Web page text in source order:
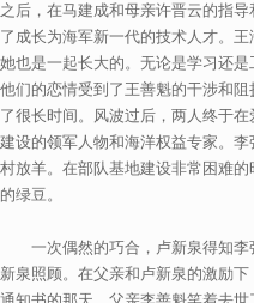
之后，在马建成和母亲许晋云的指
了成长为海军新一代的技术人才。
她也是一起长大的。无论是学习还
他们的恋情受到了王善魁的干涉和
了很长时间。风波过后，两人终于
建设的领军人物和海洋权益专家。
村放羊。在部队基地建设非常困难
的绿豆。
一次偶然的巧合，卢新泉得知李
新泉照顾。在父亲和卢新泉的激励